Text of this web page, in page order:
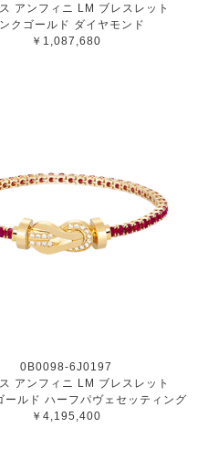
アンフィニ LM ブレスレット
クゴールド ダイヤモンド
￥1,087,680
0B0098-6J0197
アンフィニ LM ブレスレット
ールド ハーフパヴェセッティング
￥4,195,400